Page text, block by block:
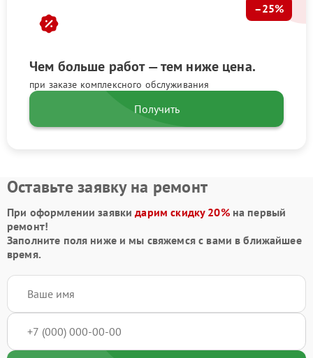
Чем больше работ — тем ниже цена.
при заказе комплексного обслуживания
–25%
Получить
Оставьте заявку на ремонт
При оформлении заявкидарим скидку 20%на первый
ремонт!
Заполните поля ниже и мы свяжемся с вами в ближайшее
время.